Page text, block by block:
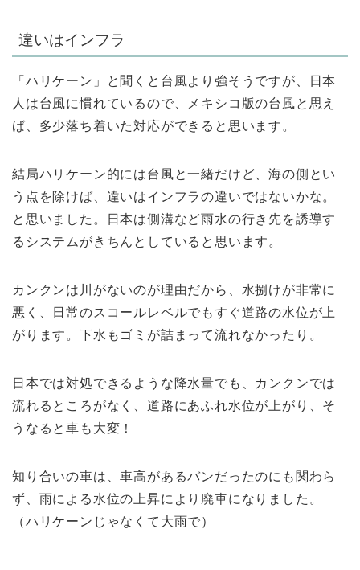
違いはインフラ
「ハリケーン」と聞くと台風より強そうですが、日本
人は台風に慣れているので、メキシコ版の台風と思え
ば、多少落ち着いた対応ができると思います。
結局ハリケーン的には台風と一緒だけど、海の側とい
う点を除けば、違いはインフラの違いではないかな。
と思いました。日本は側溝など雨水の行き先を誘導す
るシステムがきちんとしていると思います。
カンクンは川がないのが理由だから、水捌けが非常に
悪く、日常のスコールレベルでもすぐ道路の水位が上
がります。下水もゴミが詰まって流れなかったり。
日本では対処できるような降水量でも、カンクンでは
流れるところがなく、道路にあふれ水位が上がり、そ
うなると車も大変！
知り合いの車は、車高があるバンだったのにも関わら
ず、雨による水位の上昇により廃車になりました。
（ハリケーンじゃなくて大雨で）